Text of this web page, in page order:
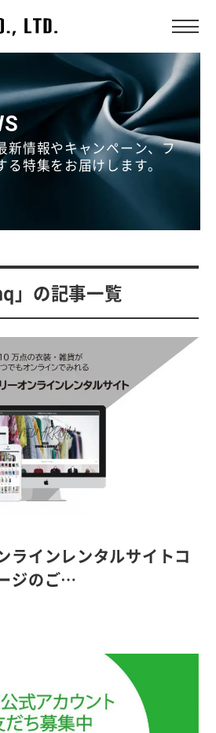
新情報やキャンペーン、フ
る特集をお届けします。
」の記事一覧
ラインレンタルサイトコ
ジのご…